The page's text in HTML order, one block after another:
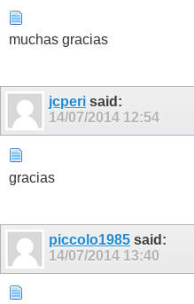
muchas gracias
jcperi said:
14/07/2014 12:54
gracias
piccolo1985 said:
14/07/2014 13:40